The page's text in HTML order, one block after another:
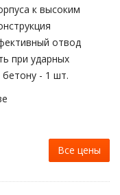
к высоким
отвод
при ударных
бетону - 1 шт.
Все цены